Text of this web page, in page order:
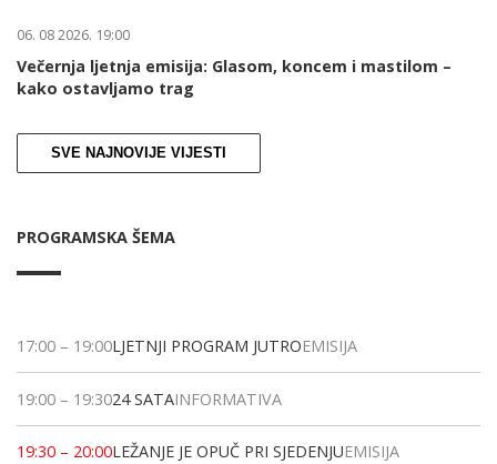
06. 08 2026. 19:00
Večernja ljetnja emisija: Glasom, koncem i mastilom –
kako ostavljamo trag
SVE NAJNOVIJE VIJESTI
PROGRAMSKA ŠEMA
17:00 – 19:00LJETNJI PROGRAM JUTROEMISIJA
19:00 – 19:3024 SATAINFORMATIVA
19:30 – 20:00LEŽANJE JE OPUČ PRI SJEDENJUEMISIJA